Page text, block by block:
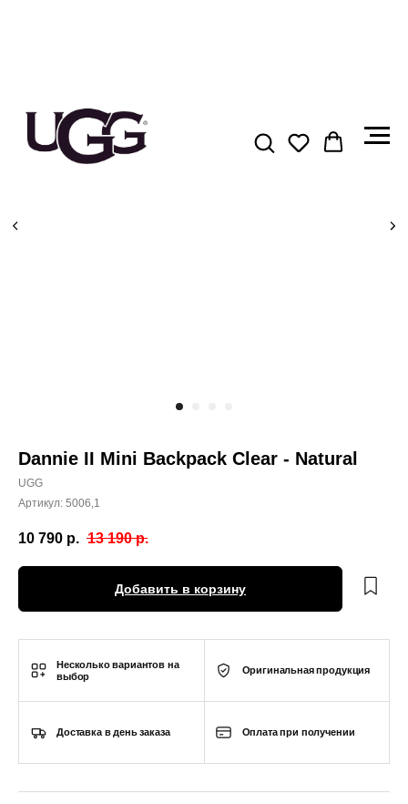
Dannie II Mini Backpack Clear - Natural
UGG
Артикул: 5006,1
10 790 р. 13 190 р.
Добавить в корзину
Несколько вариантов на
выбор
Оригинальная продукция
Доставка в день заказа Оплата при получении